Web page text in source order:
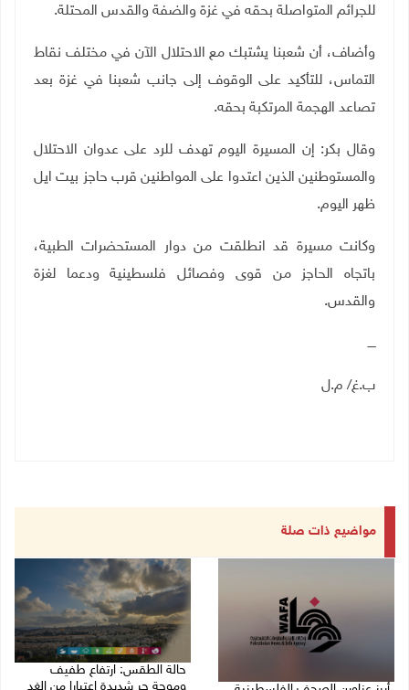
للجرائم المتواصلة بحقه في غزة والضفة والقدس المحتلة.
وأضاف، أن شعبنا يشتبك مع الاحتلال الآن في مختلف نقاط
التماس، للتأكيد على الوقوف إلى جانب شعبنا في غزة بعد
تصاعد الهجمة المرتكبة بحقه.
وقال بكر: إن المسيرة اليوم تهدف للرد على عدوان الاحتلال
والمستوطنين الذين اعتدوا على المواطنين قرب حاجز بيت ايل
ظهر اليوم.
وكانت مسيرة قد انطلقت من دوار المستحضرات الطبية،
باتجاه الحاجز من قوى وفصائل فلسطينية ودعما لغزة
والقدس.
ــــ
ب.غ/ م.ل
مواضيع ذات صلة
حالة الطقس: ارتفاع طفيف